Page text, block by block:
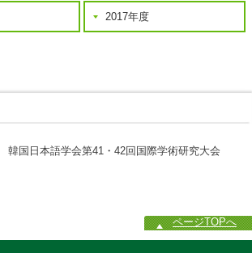
2017年度
韓国日本語学会第41・42回国際学術研究大会
ページTOPへ